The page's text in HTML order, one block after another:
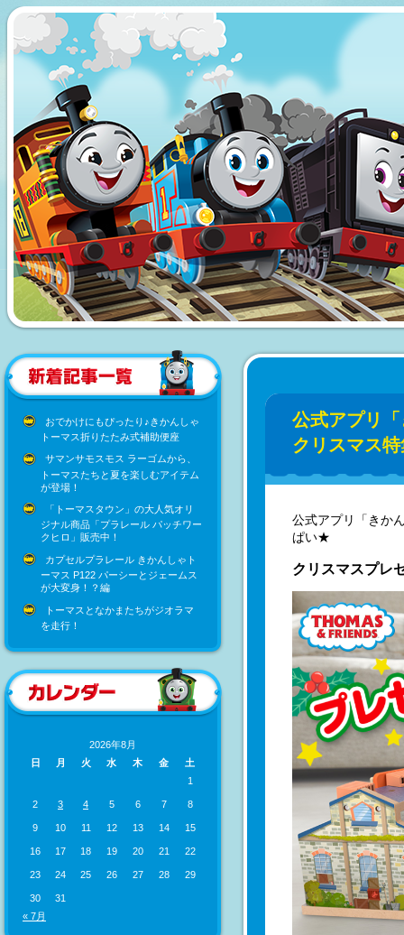
おでかけにもぴったり♪きかんしゃ
トーマス折りたたみ式補助便座
サマンサモスモス ラーゴムから、
トーマスたちと夏を楽しむアイテム
が登場！
「トーマスタウン」の大人気オリ
ジナル商品「プラレール パッチワー
クヒロ」販売中！
カプセルプラレール きかんしゃト
ーマス P122 パーシーとジェームス
が大変身！？編
トーマスとなかまたちがジオラマ
を走行！
2026年8月
日
月 火 水 木 金
土
1
2 3 4 5 6 7 8
9 10 11 12 13 14 15
16 17 18 19 20 21 22
23 24 25 26 27 28 29
30
31
« 7月
公式アプリ
クリスマス
公式アプリ「きか
ぱい★
クリスマスプレ